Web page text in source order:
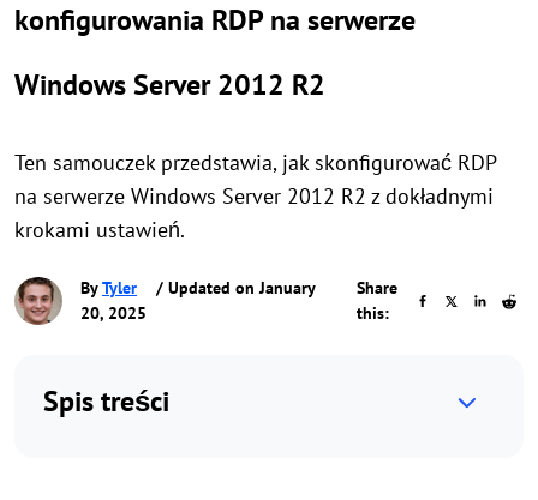
konfigurowania RDP na serwerze
Windows Server 2012 R2
Ten samouczek przedstawia, jak skonfigurować RDP
na serwerze Windows Server 2012 R2 z dokładnymi
krokami ustawień.
ByTyler
/ Updated on January
20, 2025
Share
this:
Spis treści